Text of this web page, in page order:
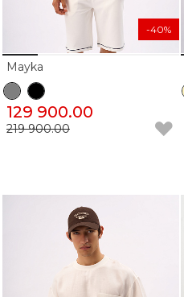
Mayka
129 900.00
219 900.00
-40%